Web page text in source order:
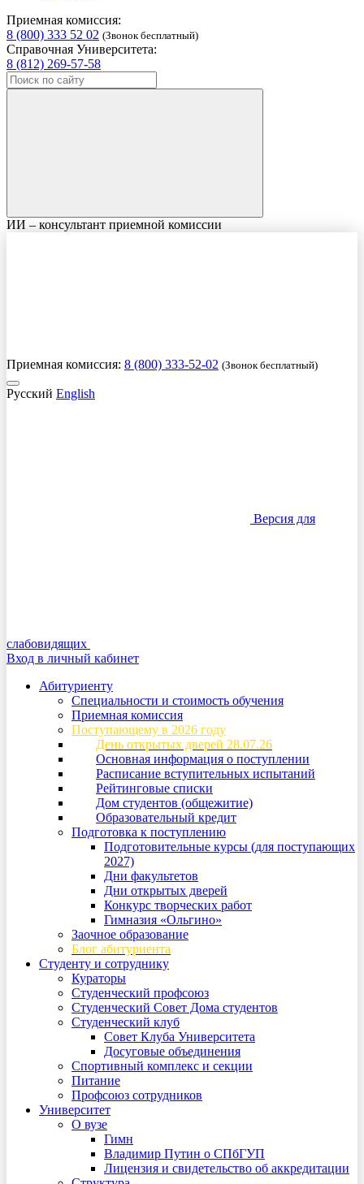
Приемная комиссия:
8 (800) 333 52 02 (Звонок бесплатный)
Справочная Университета:
8 (812) 269-57-58
ИИ – консультант приемной комиссии
Приемная комиссия: 8 (800) 333-52-02 (Звонок бесплатный)
Русский English
Версия для
слабовидящих
Вход в личный кабинет
Абитуриенту
Специальности и стоимость обучения
Приемная комиссия
Поступающему в 2026 году
День открытых дверей 28.07.26
Основная информация о поступлении
Расписание вступительных испытаний
Рейтинговые списки
Дом студентов (общежитие)
Образовательный кредит
Подготовка к поступлению
Подготовительные курсы (для поступающих
2027)
Дни факультетов
Дни открытых дверей
Конкурс творческих работ
Гимназия «Ольгино»
Заочное образование
Блог абитуриента
Студенту и сотруднику
Кураторы
Студенческий профсоюз
Студенческий Совет Дома студентов
Студенческий клуб
Совет Клуба Университета
Досуговые объединения
Спортивный комплекс и секции
Питание
Профсоюз сотрудников
Университет
О вузе
Гимн
Владимир Путин о СПбГУП
Лицензия и свидетельство об аккредитации